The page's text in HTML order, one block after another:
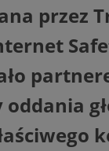
przez